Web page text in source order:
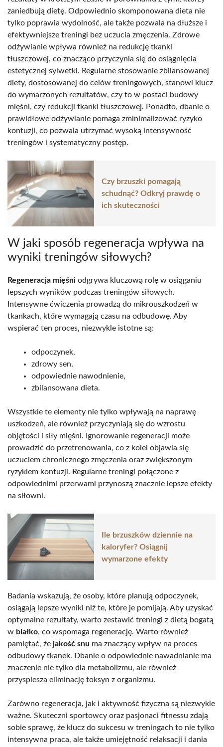
zaniedbują dietę. Odpowiednio skomponowana dieta nie
tylko poprawia wydolność, ale także pozwala na dłuższe i
efektywniejsze treningi bez uczucia zmęczenia. Zdrowe
odżywianie wpływa również na redukcję tkanki
tłuszczowej, co znacząco przyczynia się do osiągnięcia
estetycznej sylwetki. Regularne stosowanie zbilansowanej
diety, dostosowanej do celów treningowych, stanowi klucz
do wymarzonych rezultatów, czy to w postaci budowy
mięśni, czy redukcji tkanki tłuszczowej. Ponadto, dbanie o
prawidłowe odżywianie pomaga zminimalizować ryzyko
kontuzji, co pozwala utrzymać wysoką intensywność
treningów i systematyczny postęp.
Czy brzuszki pomagają
schudnąć? Odkryj prawdę o
ich skuteczności
W jaki sposób regeneracja wpływa na
wyniki treningów siłowych?
Regeneracja mięśni odgrywa kluczową rolę w osiąganiu
lepszych wyników podczas treningów siłowych.
Intensywne ćwiczenia prowadzą do mikrouszkodzeń w
tkankach, które wymagają czasu na odbudowę. Aby
wspierać ten proces, niezwykle istotne są:
odpoczynek,
zdrowy sen,
odpowiednie nawodnienie,
zbilansowana dieta.
Wszystkie te elementy nie tylko wpływają na naprawę
uszkodzeń, ale również przyczyniają się do wzrostu
objętości i siły mięśni. Ignorowanie regeneracji może
prowadzić do przetrenowania, co z kolei objawia się
uczuciem chronicznego zmęczenia oraz zwiększonym
ryzykiem kontuzji. Regularne treningi połączone z
odpowiednimi przerwami przynoszą znacznie lepsze efekty
na siłowni.
Ile brzuszków dziennie na
kaloryfer? Osiągnij
wymarzone efekty
Badania wskazują, że osoby, które planują odpoczynek,
osiągają lepsze wyniki niż te, które je pomijają. Aby uzyskać
optymalne rezultaty, warto zestawić treningi z dietą bogatą
w białko, co wspomaga regenerację. Warto również
pamiętać, że jakość snu ma znaczący wpływ na proces
odbudowy tkanek. Dbanie o odpowiednie nawadnianie ma
znaczenie nie tylko dla metabolizmu, ale również
przyspiesza eliminację toksyn z organizmu.
Zarówno regeneracja, jak i aktywność fizyczna są niezwykle
ważne. Skuteczni sportowcy oraz pasjonaci fitnessu zdają
sobie sprawę, że klucz do sukcesu w treningach to nie tylko
intensywna praca, ale także umiejętność relaksacji i dania